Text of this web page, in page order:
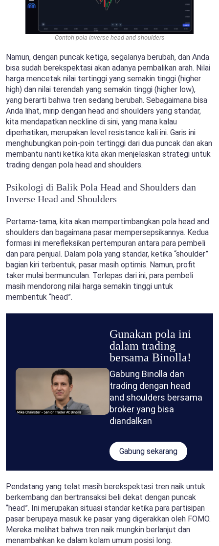
Contoh pola inverse head and shoulders
Namun, dengan puncak ketiga, segalanya berubah, dan Anda
bisa sudah berekspektasi akan adanya pembalikan arah. Nilai
harga mencetak nilai tertinggi yang semakin tinggi (higher
high) dan nilai terendah yang semakin tinggi (higher low),
yang berarti bahwa tren sedang berubah. Sebagaimana bisa
Anda lihat, mirip dengan head and shoulders yang standar,
kita mendapatkan neckline di sini, yang mana kalau
diperhatikan, merupakan level resistance kali ini. Garis ini
menghubungkan poin-poin tertinggi dari dua puncak dan akan
membantu nanti ketika kita akan menjelaskan strategi untuk
trading dengan pola head and shoulders.
Psikologi di Balik Pola Head and Shoulders dan
Inverse Head and Shoulders
Pertama-tama, kita akan mempertimbangkan pola head and
shoulders dan bagaimana pasar mempersepsikannya. Kedua
formasi ini merefleksikan pertempuran antara para pembeli
dan para penjual. Dalam pola yang standar, ketika “shoulder”
bagian kiri terbentuk, pasar masih optimis. Namun, profit
taker mulai bermunculan. Terlepas dari ini, para pembeli
masih mendorong nilai harga semakin tinggi untuk
membentuk “head”.
Gunakan pola ini
dalam trading
bersama Binolla!
Gabung Binolla dan
trading dengan head
and shoulders bersama
broker yang bisa
diandalkan
Gabung sekarang
Pendatang yang telat masih berekspektasi tren naik untuk
berkembang dan bertransaksi beli dekat dengan puncak
“head”. Ini merupakan situasi standar ketika para partisipan
pasar berupaya masuk ke pasar yang digerakkan oleh FOMO.
Mereka melihat bahwa tren naik mungkin berlanjut dan
menambahkan ke dalam kolam umum posisi long.